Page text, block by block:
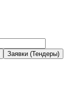
Заявки (Тендеры)